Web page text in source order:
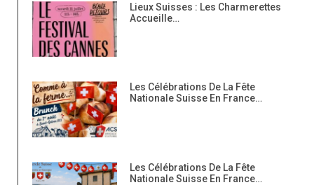
Lieux Suisses : Les Charmerettes
Accueille…
Les Célébrations De La Fête
Nationale Suisse En France…
Les Célébrations De La Fête
Nationale Suisse En France…